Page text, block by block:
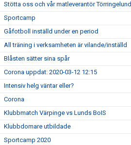
Stötta oss och vår matleverantör Törringelund
Sportcamp
Gåfotboll inställd under en period
All träning i verksamheten är vilande/inställd
Blåsten sätter sina spår
Corona uppdat: 2020-03-12 12:15
Intensiv helg väntar eller?
Corona
Klubbmatch Värpinge vs Lunds BoIS
Klubbdomare utbildade
Sportcamp 2020